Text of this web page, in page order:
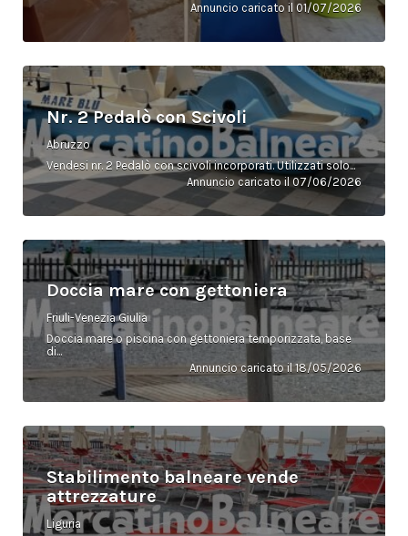
Annuncio caricato il 01/07/2026
Nr. 2 Pedalò con Scivoli
Abruzzo
Vendesi nr. 2 Pedalò con scivoli incorporati. Utilizzati solo...
Annuncio caricato il 07/06/2026
Doccia mare con gettoniera
Friuli-Venezia Giulia
Doccia mare o piscina con gettoniera temporizzata, base
di...
Annuncio caricato il 18/05/2026
Stabilimento balneare vende
attrezzature
Liguria